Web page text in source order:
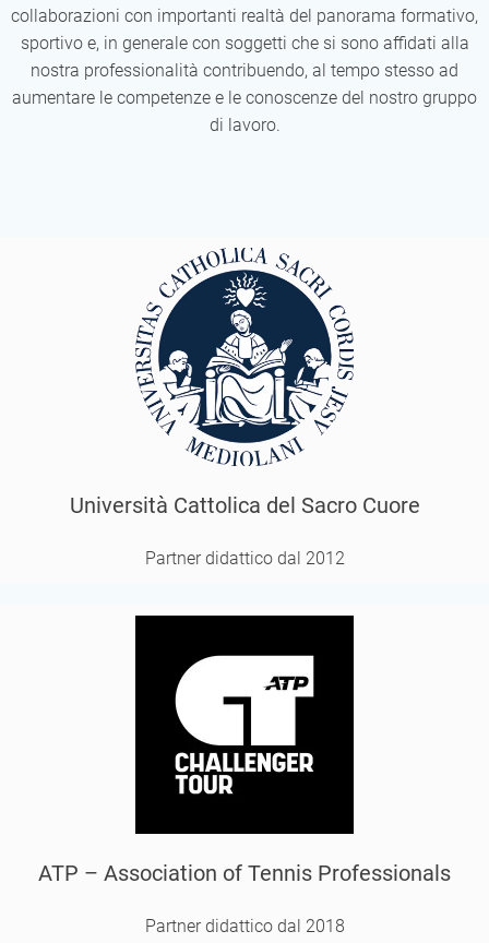
collaborazioni con importanti realtà del panorama formativo,
sportivo e, in generale con soggetti che si sono affidati alla
nostra professionalità contribuendo, al tempo stesso ad
aumentare le competenze e le conoscenze del nostro gruppo
di lavoro.
Università Cattolica del Sacro Cuore
Partner didattico dal 2012
ATP – Association of Tennis Professionals
Partner didattico dal 2018